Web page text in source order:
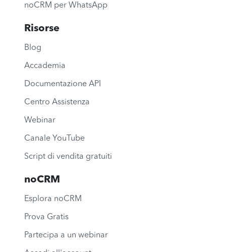
noCRM per WhatsApp
Risorse
Blog
Accademia
Documentazione API
Centro Assistenza
Webinar
Canale YouTube
Script di vendita gratuiti
noCRM
Esplora noCRM
Prova Gratis
Partecipa a un webinar